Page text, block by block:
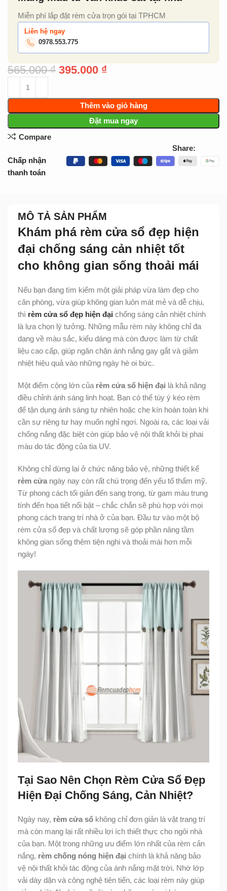
Miễn phí lắp đặt rèm cửa trọn gói tại TPHCM
Liên hệ ngay
0978.553.775
565.000₫ 395.000 ₫
Thêm vào giỏ hàng
Đặt mua ngay
Compare
Share:
Chấp nhận
thanh toán
MÔ TẢ SẢN PHẨM
Khám phá rèm cửa sổ đẹp hiện
đại chống sáng cản nhiệt tốt
cho không gian sống thoải mái
Nếu bạn đang tìm kiếm một giải pháp vừa làm đẹp cho
căn phòng, vừa giúp không gian luôn mát mẻ và dễ chịu,
thì rèm cửa sổ đẹp hiện đại chống sáng cản nhiệt chính
là lựa chọn lý tưởng. Những mẫu rèm này không chỉ đa
dạng về màu sắc, kiểu dáng mà còn được làm từ chất
liệu cao cấp, giúp ngăn chặn ánh nắng gay gắt và giảm
nhiệt hiệu quả vào những ngày hè oi bức.
Một điểm cộng lớn của rèm cửa sổ hiện đại là khả năng
điều chỉnh ánh sáng linh hoạt. Bạn có thể tùy ý kéo rèm
để tận dụng ánh sáng tự nhiên hoặc che kín hoàn toàn khi
cần sự riêng tư hay muốn nghỉ ngơi. Ngoài ra, các loại vải
chống nắng đặc biệt còn giúp bảo vệ nội thất khỏi bị phai
màu do tác động của tia UV.
Không chỉ dừng lại ở chức năng bảo vệ, những thiết kế
rèm cửa ngày nay còn rất chú trọng đến yếu tố thẩm mỹ.
Từ phong cách tối giản đến sang trọng, từ gam màu trung
tính đến họa tiết nổi bật – chắc chắn sẽ phù hợp với mọi
phong cách trang trí nhà ở của bạn. Đầu tư vào một bộ
rèm cửa sổ đẹp và chất lượng sẽ góp phần nâng tầm
không gian sống thêm tiện nghi và thoải mái hơn mỗi
ngày!
Tại Sao Nên Chọn Rèm Cửa Sổ Đẹp
Hiện Đại Chống Sáng, Cản Nhiệt?
Ngày nay, rèm cửa sổ không chỉ đơn giản là vật trang trí
mà còn mang lại rất nhiều lợi ích thiết thực cho ngôi nhà
của bạn. Một trong những ưu điểm lớn nhất của rèm cản
nắng, rèm chống nóng hiện đại chính là khả năng bảo
vệ nội thất khỏi tác động của ánh nắng mặt trời. Nhờ lớp
vải dày dặn và công nghệ tiên tiến, các loại rèm này giúp